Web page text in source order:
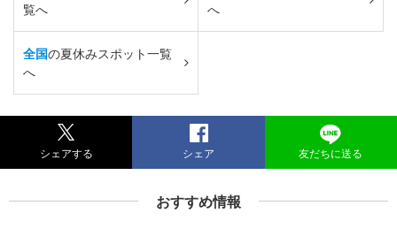
覧へ
へ
全国の夏休みスポット一覧
へ
シェアする シェア 友だちに送る
おすすめ情報